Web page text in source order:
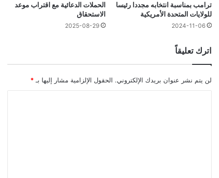
ترامب بمناسبة انتخابه مجددا رئيسا
للولايات المتحدة الأمريكية
2024-11-06
الحملات الدعائية مع اقتراب موعد
الاستحقاق
2025-08-29
اترك تعليقاً
لن يتم نشر عنوان بريدك الإلكتروني. الحقول الإلزامية مشار إليها بـ *